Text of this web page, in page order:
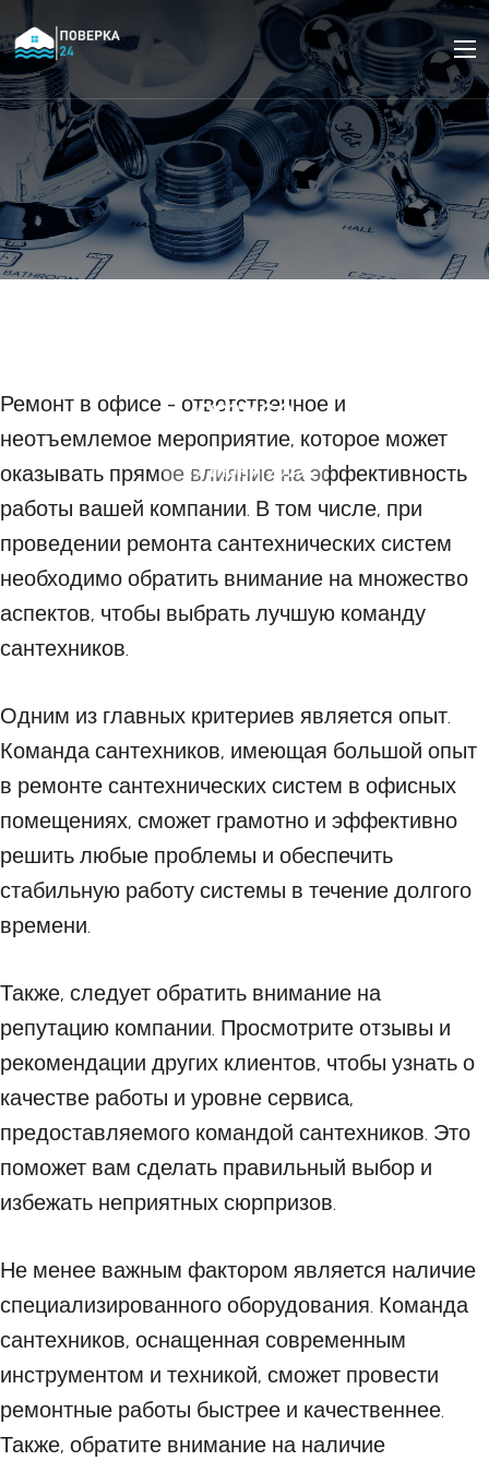
офисе
27 ИЮНЯ 2023
Ремонт в офисе - ответственное и
неотъемлемое мероприятие, которое может
оказывать прямое влияние на эффективность
работы вашей компании. В том числе, при
проведении ремонта сантехнических систем
необходимо обратить внимание на множество
аспектов, чтобы выбрать лучшую команду
сантехников.
Одним из главных критериев является опыт.
Команда сантехников, имеющая большой опыт
в ремонте сантехнических систем в офисных
помещениях, сможет грамотно и эффективно
решить любые проблемы и обеспечить
стабильную работу системы в течение долгого
времени.
Также, следует обратить внимание на
репутацию компании. Просмотрите отзывы и
рекомендации других клиентов, чтобы узнать о
качестве работы и уровне сервиса,
предоставляемого командой сантехников. Это
поможет вам сделать правильный выбор и
избежать неприятных сюрпризов.
Не менее важным фактором является наличие
специализированного оборудования. Команда
сантехников, оснащенная современным
инструментом и техникой, сможет провести
ремонтные работы быстрее и качественнее.
Также, обратите внимание на наличие